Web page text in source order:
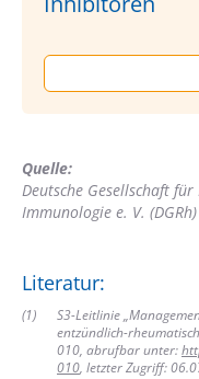
Quelle:
Deutsche Gesellschaft
Immunologie e. V. (DGRh)
Literatur:
(1)
S3-Leitlinie
entzündlich-
010, abrufbar unter:
010, letzter Zugriff: